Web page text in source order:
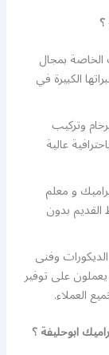
بمجال
الكبيرة في
وتركيب
عالية
و معلم
بدون
وفنى
على توفير
العملاء.
ابوحليفة ؟